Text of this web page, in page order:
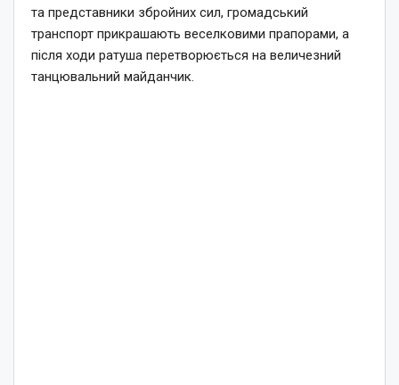
та представники збройних сил, громадський
транспорт прикрашають веселковими прапорами, а
після ходи ратуша перетворюється на величезний
танцювальний майданчик.